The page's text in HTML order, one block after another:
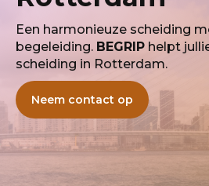
Een harmonieuze scheiding
begeleiding. BEGRIP helpt
scheiding in Rotterdam.
Neem contact op